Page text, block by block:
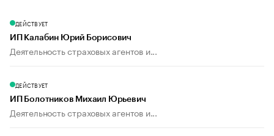
ДЕЙСТВУЕТ
ИП Калабин Юрий Борисович
Деятельность страховых агентов и...
ДЕЙСТВУЕТ
ИП Болотников Михаил Юрьевич
Деятельность страховых агентов и...